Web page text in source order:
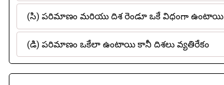
(సి) పరిమాణం మరియు దిశ రెండూ ఒకే విధంగా ఉంటాయి
(డి) పరిమాణం ఒకేలా ఉంటాయి కానీ దిశలు వ్యతిరేకం